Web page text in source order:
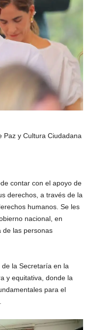
Paz y Cultura Ciudadana
contar con el apoyo de
derechos, a través de la
humanos. Se les
nacional, en
de las personas
la Secretaría en la
y equitativa, donde la
para el